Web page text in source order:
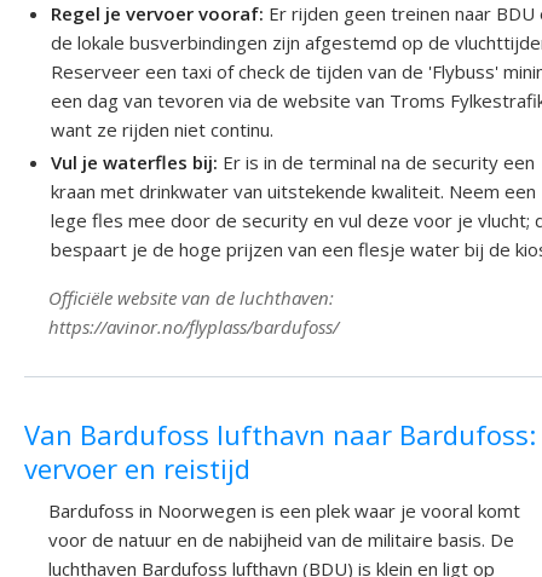
Regel je vervoer vooraf: Er rijden geen treinen naar BDU
de lokale busverbindingen zijn afgestemd op de
Reserveer een taxi of check de tijden van de 'Flybuss'
een dag van tevoren via de website van Troms
want ze rijden niet continu.
Vul je waterfles bij: Er is in de terminal na de security een
kraan met drinkwater van uitstekende kwaliteit. Neem een
lege fles mee door de security en vul deze voor je vlucht;
bespaart je de hoge prijzen van een flesje water bij de
Officiële website van de luchthaven:
https://avinor.no/flyplass/bardufoss/
Van Bardufoss lufthavn naar Bardufoss:
vervoer en reistijd
Bardufoss in Noorwegen is een plek waar je vooral komt
voor de natuur en de nabijheid van de militaire basis. De
luchthaven Bardufoss lufthavn (BDU) is klein en ligt op